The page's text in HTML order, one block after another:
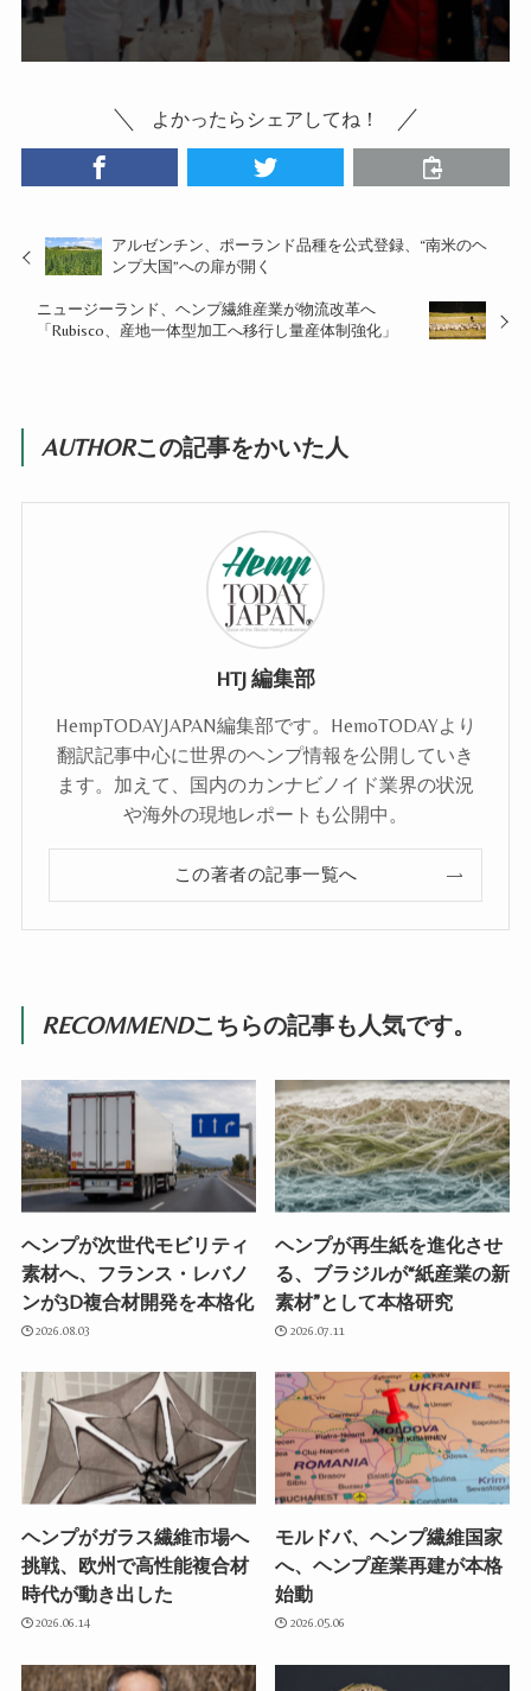
よかったらシェアしてね！
アルゼンチン、ポーランド品種を公式登録、“南米のヘ
ンプ大国”への扉が開く
ニュージーランド、ヘンプ繊維産業が物流改革へ
「Rubisco、産地一体型加工へ移行し量産体制強化」
AUTHORこの記事をかいた人
HTJ 編集部
HempTODAYJAPAN編集部です。HemoTODAYより
翻訳記事中心に世界のヘンプ情報を公開していき
ます。加えて、国内のカンナビノイド業界の状況
や海外の現地レポートも公開中。
この著者の記事一覧へ
RECOMMENDこちらの記事も人気です。
ヘンプが次世代モビリティ
素材へ、フランス・レバノ
ンが3D複合材開発を本格化
2026.08.03
ヘンプが再生紙を進化させ
る、ブラジルが“紙産業の新
素材”として本格研究
2026.07.11
ヘンプがガラス繊維市場へ
挑戦、欧州で高性能複合材
時代が動き出した
2026.06.14
モルドバ、ヘンプ繊維国家
へ、ヘンプ産業再建が本格
始動
2026.05.06